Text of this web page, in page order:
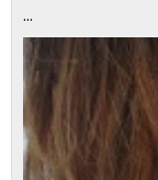
...